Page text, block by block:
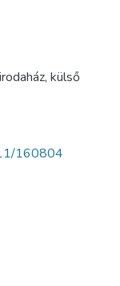
irodaház, külső
160804